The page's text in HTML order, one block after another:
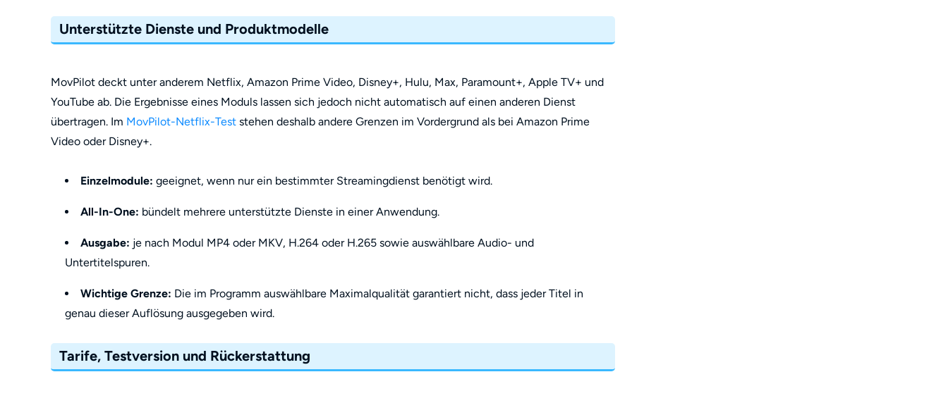
Unterstützte Dienste und Produktmodelle
MovPilot deckt unter anderem Netflix, Amazon Prime Video, Disney+, Hulu, Max, Paramount+, Apple TV+ und
YouTube ab. Die Ergebnisse eines Moduls lassen sich jedoch nicht automatisch auf einen anderen Dienst
übertragen. Im MovPilot-Netflix-Test stehen deshalb andere Grenzen im Vordergrund als bei Amazon Prime
Video oder Disney+.
Einzelmodule: geeignet, wenn nur ein bestimmter Streamingdienst benötigt wird.
All-In-One: bündelt mehrere unterstützte Dienste in einer Anwendung.
Ausgabe: je nach Modul MP4 oder MKV, H.264 oder H.265 sowie auswählbare Audio- und
Untertitelspuren.
Wichtige Grenze: Die im Programm auswählbare Maximalqualität garantiert nicht, dass jeder Titel in
genau dieser Auflösung ausgegeben wird.
Tarife, Testversion und Rückerstattung